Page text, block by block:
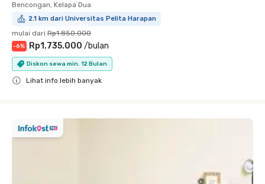
Bencongan, Kelapa Dua
2.1 km dari Universitas Pelita Harapan
mulai dari Rp1.850.000
-6% Rp1.735.000 /bulan
Diskon sewa min. 12 Bulan
Lihat info lebih banyak